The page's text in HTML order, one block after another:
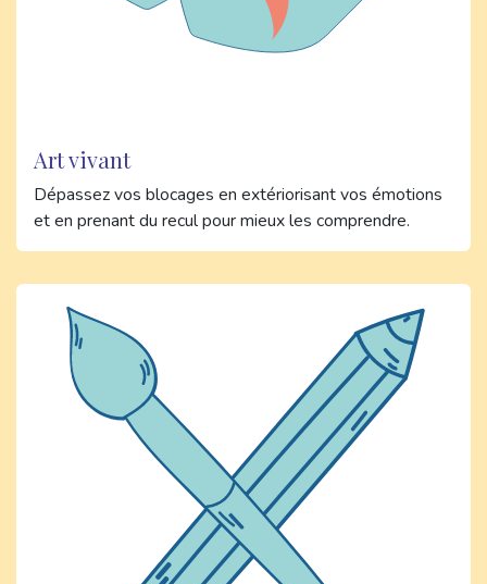
Art vivant
Dépassez vos blocages en extériorisant vos émotions
et en prenant du recul pour mieux les comprendre.